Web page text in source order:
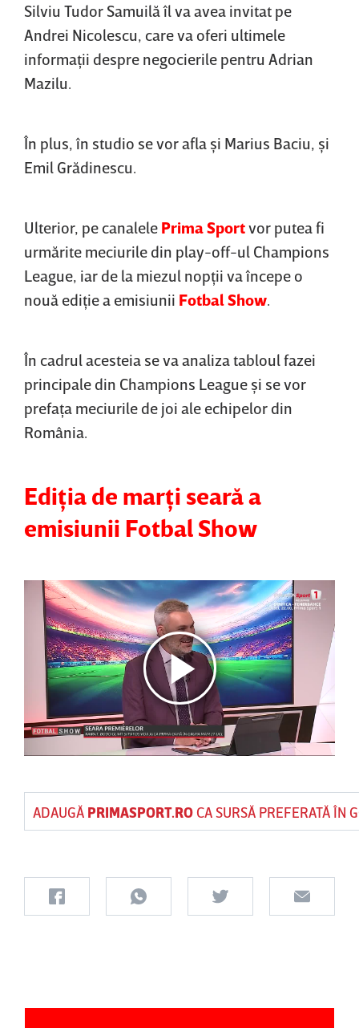
Silviu Tudor Samuilă îl va avea invitat pe
Andrei Nicolescu, care va oferi ultimele
informaţii despre negocierile pentru Adrian
Mazilu.
În plus, în studio se vor afla şi Marius Baciu, şi
Emil Grădinescu.
Ulterior, pe canalele Prima Sportvor putea fi
urmărite meciurile din play-off-ul Champions
League, iar de la miezul nopţii va începe o
nouă ediţie a emisiunii Fotbal Show.
În cadrul acesteia se va analiza tabloul fazei
principale din Champions League şi se vor
prefaţa meciurile de joi ale echipelor din
România.
Ediţia de marţi seară a
emisiunii Fotbal Show
ADAUGĂ PRIMASPORT.ROCA SURSĂ PREFERATĂ ÎN